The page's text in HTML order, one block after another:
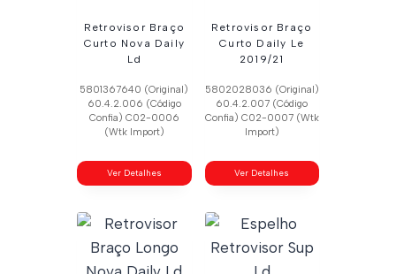
Retrovisor Braço
Curto Nova Daily
Ld
5801367640 (Original)
60.4.2.006 (Código
Confia) C02-0006
(Wtk Import)
Ver Detalhes
Retrovisor Braço
Curto Daily Le
2019/21
5802028036 (Original)
60.4.2.007 (Código
Confia) C02-0007 (Wtk
Import)
Ver Detalhes